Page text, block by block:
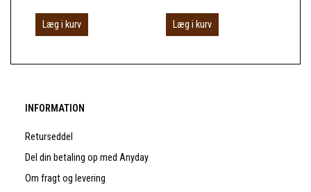
Læg i kurv Læg i kurv
INFORMATION
Returseddel
Del din betaling op med Anyday
Om fragt og levering